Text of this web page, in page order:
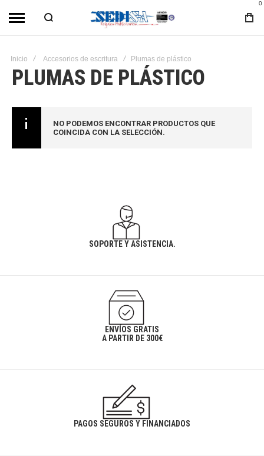
0
Inicio Accesorios de escritura Plumas de plástico
PLUMAS DE PLÁSTICO
NO PODEMOS ENCONTRAR PRODUCTOS QUE
COINCIDA CON LA SELECCIÓN.
SOPORTE Y ASISTENCIA.
ENVÍOS GRATIS
A PARTIR DE 300€
PAGOS SEGUROS Y FINANCIADOS